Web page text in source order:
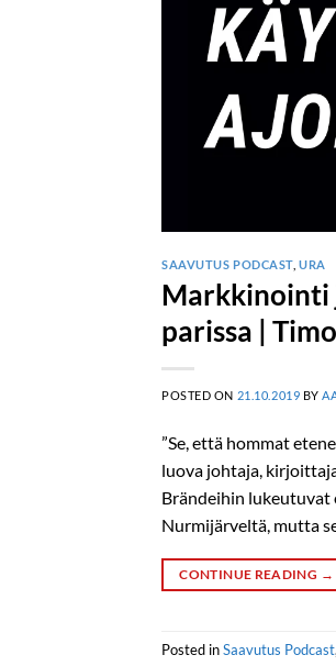
SAAVUTUS PODCAST,URA
Markkinointi
parissa |
POSTED ON 21.10.2019 BY
”Se, että hommat
luova johtaja,
Brändeihin lukeutuvat
Nurmijärveltä, mutta
CONTINUE READING →
Posted inSaavutus Podcast,